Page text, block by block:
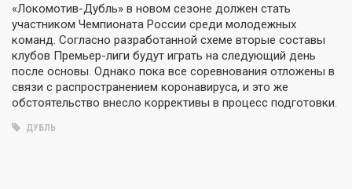
«Локомотив-Дубль» в новом сезоне должен стать
участником Чемпионата России среди молодежных
команд. Согласно разработанной схеме вторые составы
клубов Премьер-лиги будут играть на следующий день
после основы. Однако пока все соревнования отложены в
связи с распространением коронавируса, и это же
обстоятельство внесло коррективы в процесс подготовки.
ДУБЛЬ